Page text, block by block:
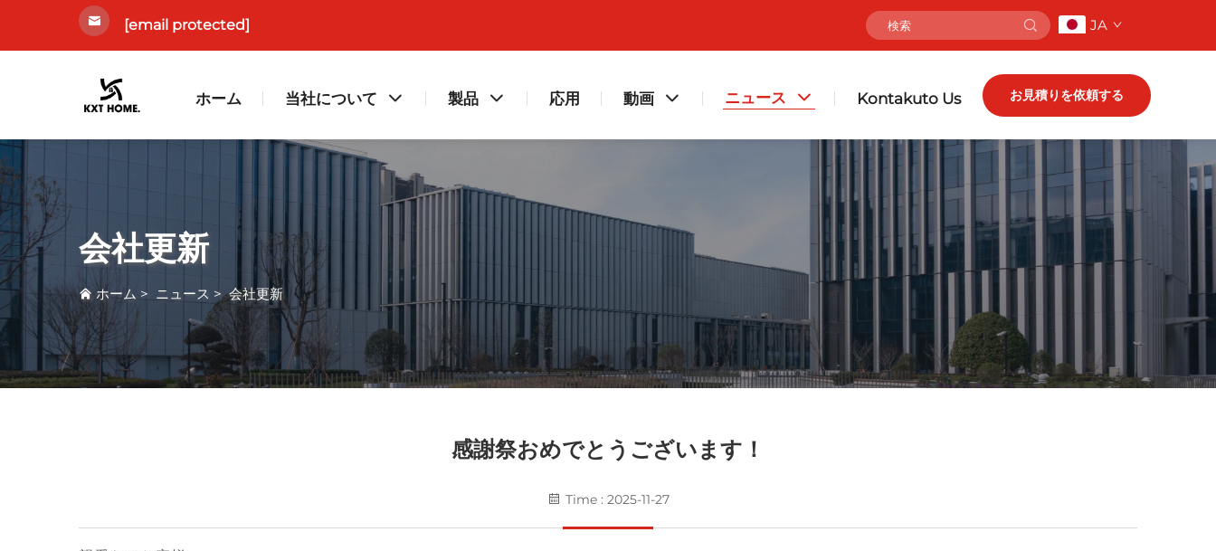
[email protected] JA
ホーム 当社について 製品 応用 動画 ニュース Kontakuto Us お見積りを依頼する
会社更新
ホーム > ニュース >会社更新
感謝祭おめでとうございます！
Time : 2025-11-27